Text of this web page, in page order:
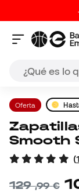
Oferta
Zapatillas Jordan Tatum 4
Smooth
(1
129,99 €